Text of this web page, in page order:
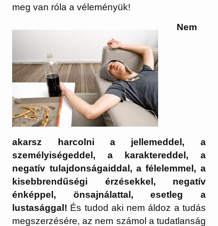
meg van róla a véleményük!
Nem
akarsz harcolni a jellemeddel, a
személyiségeddel, a karaktereddel, a
negatív tulajdonságaiddal, a félelemmel, a
kisebbrendűségi érzésekkel, negatív
énképpel, önsajnálattal, esetleg a
lustasággal! És tudod aki nem áldoz a tudás
megszerzésére, az nem számol a tudatlanság